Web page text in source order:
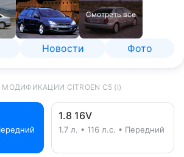
Смотреть все
Новости Фото
CITROEN C5 (I)
1.8 16V
1.7 л. • 116 л.с. • Передний